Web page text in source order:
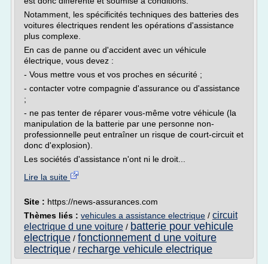
Notamment, les spécificités techniques des batteries des
voitures électriques rendent les opérations d'assistance
plus complexe.
En cas de panne ou d'accident avec un véhicule
électrique, vous devez :
- Vous mettre vous et vos proches en sécurité ;
- contacter votre compagnie d'assurance ou d'assistance
;
- ne pas tenter de réparer vous-même votre véhicule (la
manipulation de la batterie par une personne non-
professionnelle peut entraîner un risque de court-circuit et
donc d'explosion).
Les sociétés d'assistance n'ont ni le droit...
Lire la suite
Site : https://news-assurances.com
Thèmes liés : vehicules a assistance electrique / circuit
electrique d une voiture / batterie pour vehicule
electrique / fonctionnement d une voiture
electrique / recharge vehicule electrique